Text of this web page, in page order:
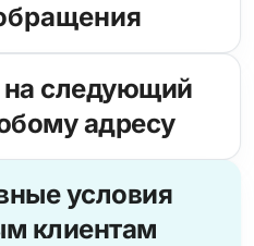
адресу
клиентам